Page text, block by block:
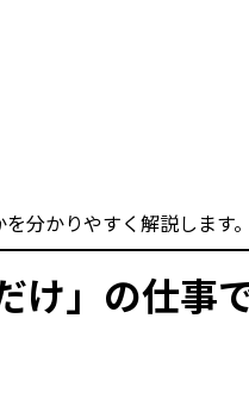
分かりやすく解説します。
け」の仕事